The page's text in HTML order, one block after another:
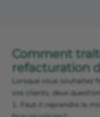
Comment
refacturation
Lorsque vous souhaitez
vos clients, deux
Faut-il reprendre le